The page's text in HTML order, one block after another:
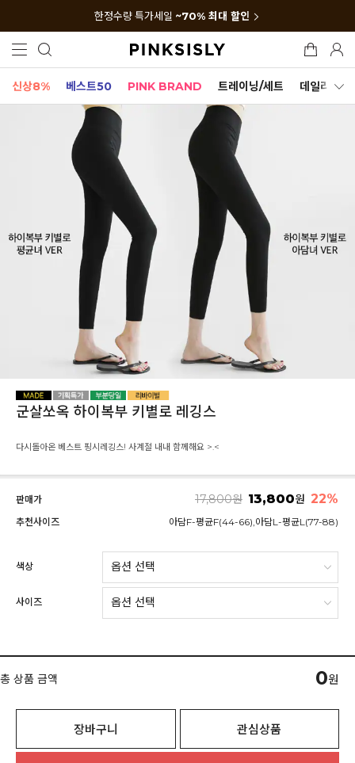
한정수량 특가세일 ~70% 최대 할인
신상8% 베스트50 PINK BRAND 트레이닝/세트 데일리세트
군살쏘옥 하이복부 키별로 레깅스
다시돌아온 베스트 핑시레깅스! 사계절 내내 함께해요 >.<
판매가 17,800원 13,800원 22%
추천사이즈 아담F-평균F(44-66),아담L-평균L(77-88)
색상
사이즈
총 상품 금액 0원
장바구니 관심상품